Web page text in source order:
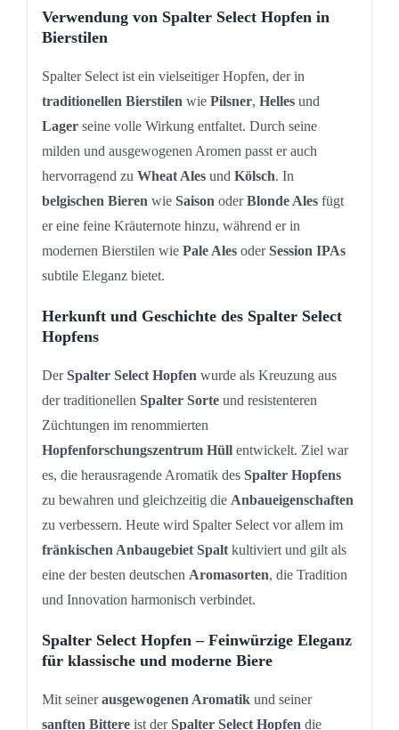
Verwendung von Spalter Select Hopfen in
Bierstilen
Spalter Select ist ein vielseitiger Hopfen, der in
traditionellen Bierstilen wie Pilsner, Hellesund
Lagerseine volle Wirkung entfaltet. Durch seine
milden und ausgewogenen Aromen passt er auch
hervorragend zu Wheat Alesund Kölsch. In
belgischen Bieren wie Saison oderBlonde Alesfügt
er eine feine Kräuternote hinzu, während er in
modernen Bierstilen wie Pale AlesoderSession IPAs
subtile Eleganz bietet.
Herkunft und Geschichte des Spalter Select
Hopfens
DerSpalter Select Hopfen wurde als Kreuzung aus
der traditionellen Spalter Sorteund resistenteren
Züchtungen im renommierten
Hopfenforschungszentrum Hüllentwickelt. Ziel war
es, die herausragende Aromatik des Spalter Hopfens
zu bewahren und gleichzeitig die Anbaueigenschaften
zu verbessern. Heute wird Spalter Select vor allem im
fränkischen Anbaugebiet Spaltkultiviert und gilt als
eine der besten deutschen Aromasorten, die Tradition
und Innovation harmonisch verbindet.
Spalter Select Hopfen – Feinwürzige Eleganz
für klassische und moderne Biere
Mit seinerausgewogenen Aromatikund seiner
sanften Bittereist derSpalter Select Hopfen die